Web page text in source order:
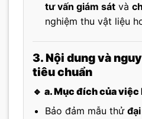
tư vấn giám sátvà
nghiệm thu vật liệu
3. Nội dung và
tiêu chuẩn
🔹 a. Mục đích của việc
Bảo đảm mẫu thử